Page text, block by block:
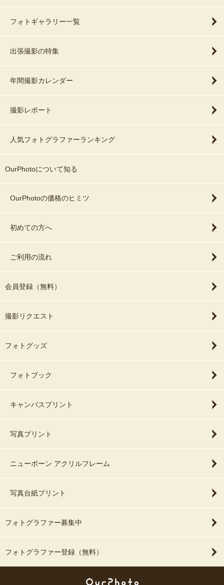
フォトギャラリー一覧
出張撮影の特集
年間撮影カレンダー
撮影レポート
人気フォトグラファーランキング
OurPhotoについて知る
OurPhotoの価格のヒミツ
初めての方へ
ご利用の流れ
会員登録（無料）
撮影リクエスト
フォトグッズ
フォトブック
キャンバスプリント
写真プリント
ニューボーン アクリルフレーム
写真台紙プリント
フォトグラファー募集中
フォトグラファー登録（無料）